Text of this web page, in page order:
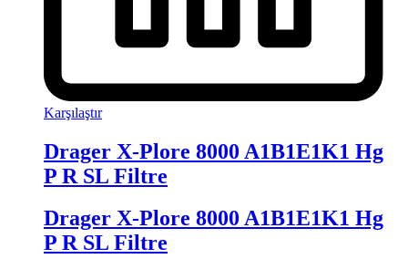
Karşılaştır
Drager X-Plore 8000 A1B1E1K1 Hg
P R SL Filtre
Drager X-Plore 8000 A1B1E1K1 Hg
P R SL Filtre